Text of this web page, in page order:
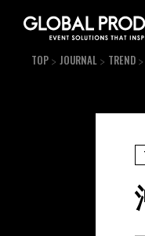
TOP JOURNAL TREND